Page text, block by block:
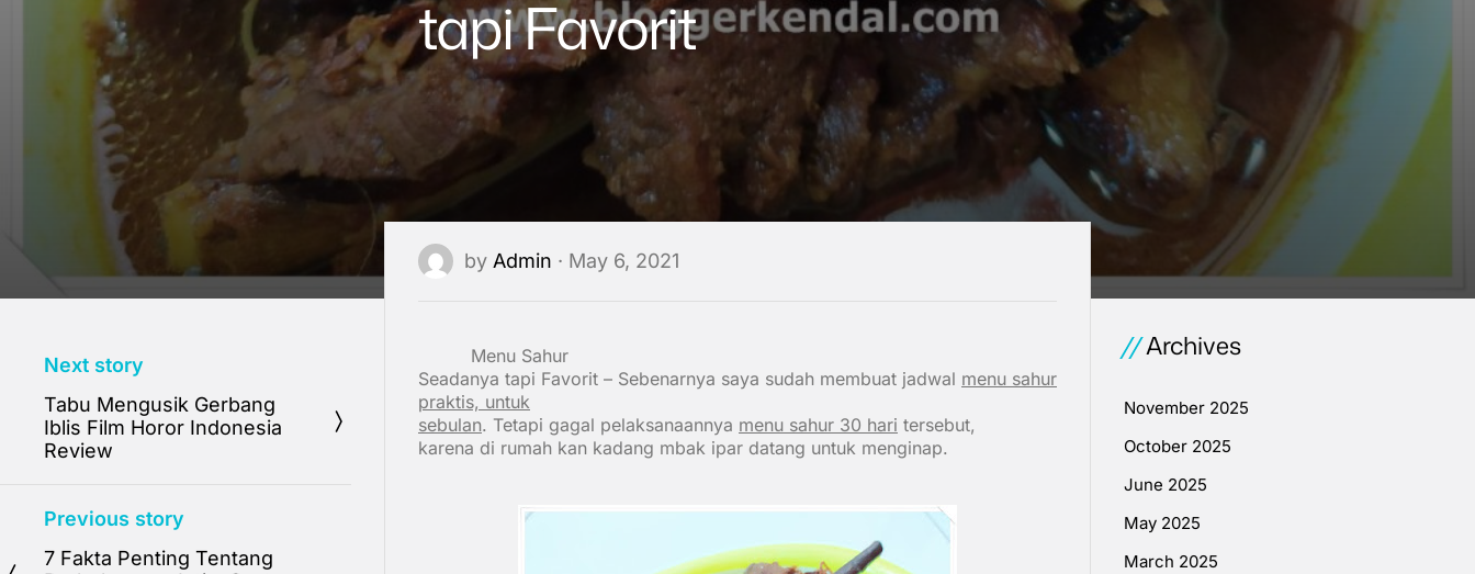
tapi Favorit
by Admin · May 6, 2021
Menu Sahur
Seadanya tapi Favorit – Sebenarnya saya sudah membuat jadwal menu sahur
praktis, untuk
sebulan. Tetapi gagal pelaksanaannya menu sahur 30 hari tersebut,
karena di rumah kan kadang mbak ipar datang untuk menginap.
Next story
Tabu Mengusik Gerbang
Iblis Film Horor Indonesia
Review
Previous story
7 Fakta Penting Tentang
Archives
November 2025
October 2025
June 2025
May 2025
March 2025